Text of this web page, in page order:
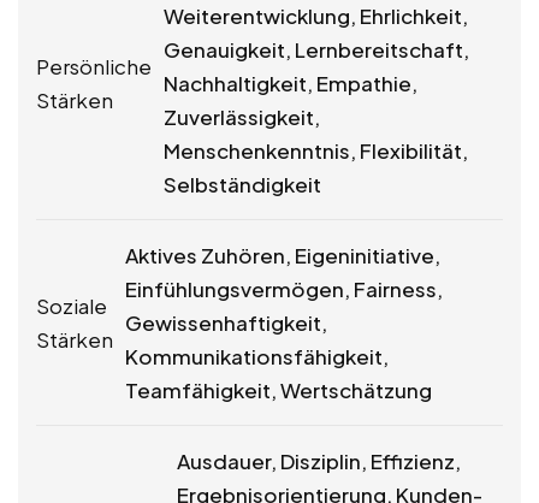
Persönliche
Stärken
Weiterentwicklung, Ehrlichkeit,
Genauigkeit, Lernbereitschaft,
Nachhaltigkeit, Empathie,
Zuverlässigkeit,
Menschenkenntnis, Flexibilität,
Selbständigkeit
Soziale
Stärken
Aktives Zuhören, Eigeninitiative,
Einfühlungsvermögen, Fairness,
Gewissenhaftigkeit,
Kommunikationsfähigkeit,
Teamfähigkeit, Wertschätzung
Ausdauer, Disziplin, Effizienz,
Ergebnisorientierung, Kunden-